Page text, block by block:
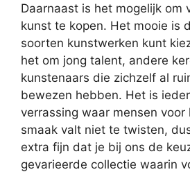
Daarnaast is het mogelijk om
kunst te kopen. Het mooie is
soorten kunstwerken kunt
het om jong talent, andere
kunstenaars die zichzelf al
bewezen hebben. Het is
verrassing waar mensen voor
smaak valt niet te twisten,
extra fijn dat je bij ons de
gevarieerde collectie waarin